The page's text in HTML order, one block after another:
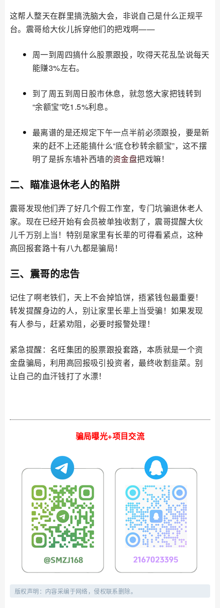
这帮人整天在群里搞洗脑大会，非说自己是什么正规平
台。震哥给大伙儿拆穿他们的把戏啊——
周一到周四搞什么股票跟投，吹得天花乱坠说每天
能赚3%左右。
到了周五到周日股市休息，就忽悠大家把钱转到
“余额宝”吃1.5%利息。
最离谱的是还规定下午一点半前必须跟投，要是新
来的赶不上还能搞什么“底仓秒转余额宝”，这不摆
明了是拆东墙补西墙的资金盘把戏嘛！
二、瞄准退休老人的陷阱
震哥发现他们弄了好几个假工作室，专门坑骗退休老人
家。现在已经开始有会员被单独收割了，震哥提醒大伙
儿千万别上当！特别是家里有长辈的可得看紧点，这种
高回报套路十有八九都是骗局！
三、震哥的忠告
记住了啊老铁们，天上不会掉馅饼，捂紧钱包最重要！
转发提醒身边的人，别让家里长辈上当受骗！如果发现
有人参与，赶紧劝阻，必要时报警处理！
紧急提醒：名旺集团的股票跟投套路，本质就是一个资
金盘骗局，利用高回报吸引投资者，最终收割韭菜。别
让自己的血汗钱打了水漂！
骗局曝光+项目交流
版权声明：内容采编于网络，侵权联系删除。